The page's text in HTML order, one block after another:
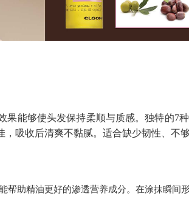
能够使头发保持柔顺与质感。独特的7
吸收后清爽不黏腻。适合缺少韧性、不
帮助精油更好的渗透营养成分。在涂抹瞬间